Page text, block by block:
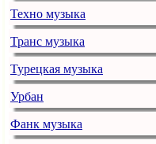
Техно музыка
Транс музыка
Турецкая музыка
Урбан
Фанк музыка